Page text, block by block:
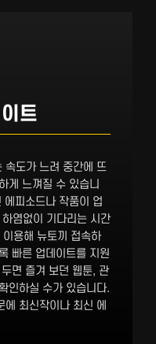
트
속도가 느려 중간에 뜨
게 느껴질 수 있습니
피소드나 작품이 업
염없이 기다리는 시간
용해 뉴토끼 접속하
빠른 업데이트를 지원
면 즐겨 보던 웹툰, 관
인하실 수가 있습니다.
에 최신작이나 최신 에